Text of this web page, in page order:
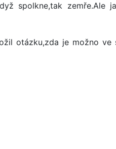
spolkne,tak zemře.Ale
otázku,zda je možno